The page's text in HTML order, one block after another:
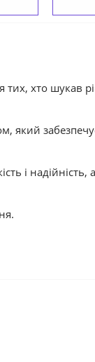
тих, хто шукав
який
і надійність,